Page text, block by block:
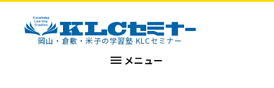
KLCセミナー岡山・倉敷・米子の学習塾 KLCセミナー
 メニュー